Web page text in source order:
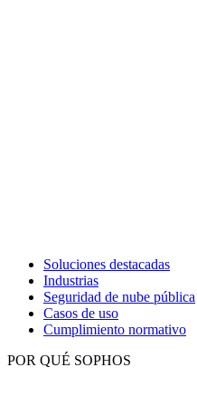
Soluciones destacadas
Industrias
Seguridad de nube pública
Casos de uso
Cumplimiento normativo
POR QUÉ SOPHOS